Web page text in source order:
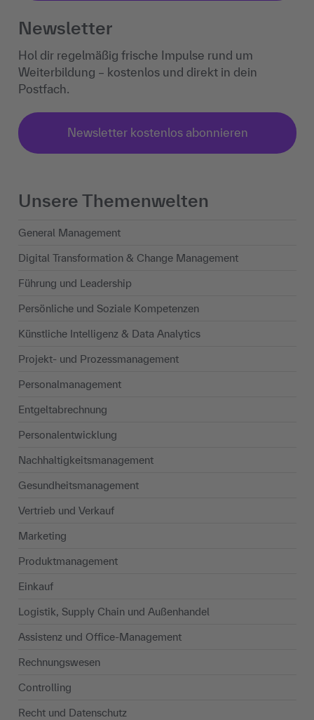
Newsletter
Hol dir regelmäßig frische Impulse rund um
Weiterbildung – kostenlos und direkt in dein
Postfach.
Newsletter kostenlos abonnieren
Unsere Themenwelten
General Management
Digital Transformation & Change Management
Führung und Leadership
Persönliche und Soziale Kompetenzen
Künstliche Intelligenz & Data Analytics
Projekt- und Prozessmanagement
Personalmanagement
Entgeltabrechnung
Personalentwicklung
Nachhaltigkeits­management
Gesundheitsmanagement
Vertrieb und Verkauf
Marketing
Produktmanagement
Einkauf
Logistik, Supply Chain und Außenhandel
Assistenz und Office-Management
Rechnungswesen
Controlling
Recht und Datenschutz